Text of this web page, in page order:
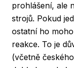
prohlášení, ale
strojů. Pokud
ostatní ho
reakce. To je
(včetně českého